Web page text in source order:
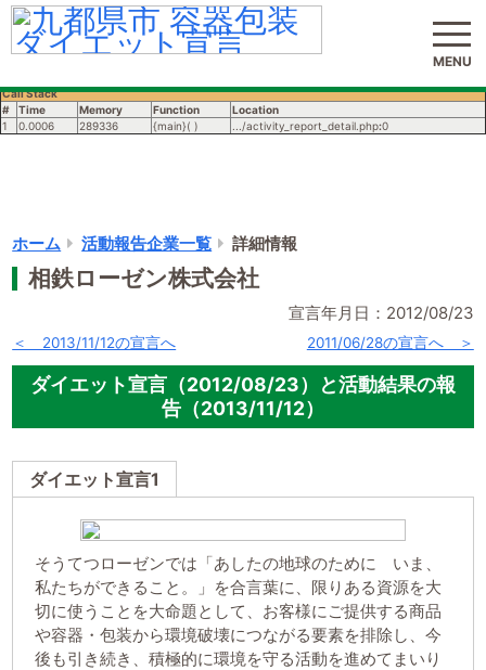
( ! ) Notice: Undefined variable: PastTargetListMakeUp_ary in
Call Stack
#
Time Memory Function
Location
1
0.0006 289336 {main}( ) .../activity_report_detail.php:0
MENU
サイト内検索
よくある質問 お問い合わせ
ホーム 活動報告企業一覧 詳細情報
相鉄ローゼン株式会社
宣言年月日：2012/08/23
＜ 2013/11/12の宣言へ 2011/06/28の宣言へ ＞
ダイエット宣言（2012/08/23）と活動結果の報
告（2013/11/12）
ダイエット宣言1
そうてつローゼンでは「あしたの地球のために いま、
私たちができること。」を合言葉に、限りある資源を大
切に使うことを大命題として、お客様にご提供する商品
や容器・包装から環境破壊につながる要素を排除し、今
後も引き続き、積極的に環境を守る活動を進めてまいり